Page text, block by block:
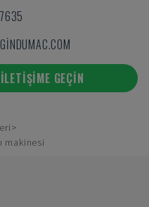
GEÇIN
makinesi